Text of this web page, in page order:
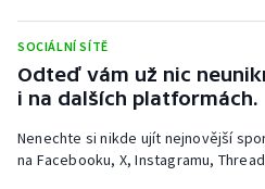
Short track
Sportovní střelba
SOCIÁLNÍ SÍTĚ
Odteď vám už nic
i na dalších platformách.
Nenechte si nikde ujít nejnovější
na Facebooku, X, Instagramu,